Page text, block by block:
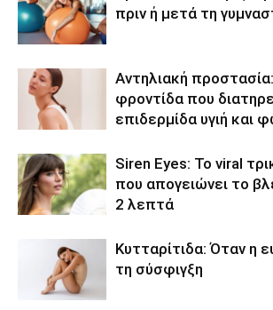
πριν ή μετά τη
Αντηλιακή
φροντίδα που
επιδερμίδα υγιή και
Siren Eyes: Το viral
που απογειώνει το
2 λεπτά
Κυτταρίτιδα: Όταν η
τη σύσφιγξη